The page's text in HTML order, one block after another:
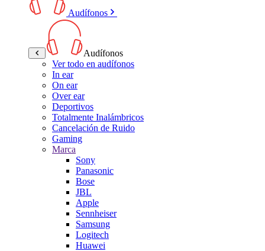
Audífonos
Audífonos
Ver todo en audífonos
In ear
On ear
Over ear
Deportivos
Totalmente Inalámbricos
Cancelación de Ruido
Gaming
Marca
Sony
Panasonic
Bose
JBL
Apple
Sennheiser
Samsung
Logitech
Huawei